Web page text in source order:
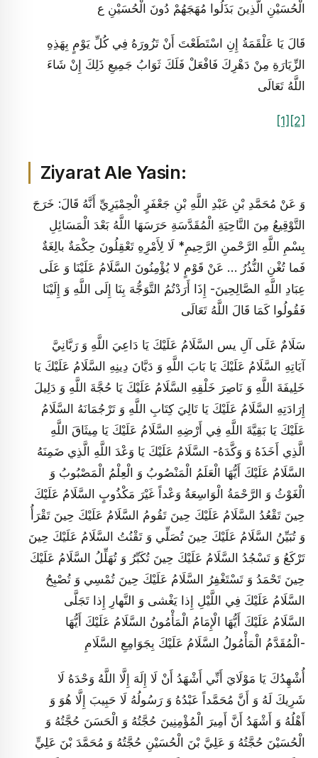
الْحُسَيْنِ الَّذِينَ بَذَلُوا مُهَجَهُمْ دُونَ الْحُسَيْنِ ع
قَالَ يَا عَلْقَمَةُ إِنِ اسْتَطَعْتَ أَنْ تَزُورَهُ فِي كُلِّ يَوْمٍ بِهَذِهِ
الزِّيَارَةِ مِنْ دَهْرِكَ فَافْعَلْ فَلَكَ ثَوَابُ جَمِيعِ ذَلِكَ إِنْ شَاءَ
اللَّهُ تَعَالَى
[1] [2]
Ziyarat Ale Yasin:
وَ عَنْ مُحَمَّدِ بْنِ عَبْدِ اللَّهِ بْنِ جَعْفَرٍ الْحِمْيَرِيِّ أَنَّهُ قَالَ: خَرَجَ
التَّوْقِيعُ مِنَ النَّاحِيَةِ الْمُقَدَّسَةِ حَرَسَهَا اللَّهُ بَعْدَ الْمَسَائِلِ‏
بِسْمِ اللَّهِ الرَّحْمنِ الرَّحِيمِ* لَا لِأَمْرِهِ تَعْقِلُونَ‏ حِكْمَةٌ بالِغَةٌ
فَما تُغْنِ النُّذُرُ … عَنْ قَوْمٍ لا يُؤْمِنُونَ‏ السَّلَامُ عَلَيْنَا وَ عَلَى
عِبَادِ اللَّهِ الصَّالِحِينَ- إِذَا أَرَدْتُمُ التَّوَجُّهَ بِنَا إِلَى اللَّهِ وَ إِلَيْنَا
فَقُولُوا كَمَا قَالَ اللَّهُ تَعَالَى
سَلَامٌ عَلَى‏ آلِ‏ يس‏ السَّلَامُ عَلَيْكَ يَا دَاعِيَ اللَّهِ وَ رَبَّانِيَّ
آيَاتِهِ السَّلَامُ عَلَيْكَ يَا بَابَ اللَّهِ وَ دَيَّانَ دِينِهِ السَّلَامُ عَلَيْكَ يَا
خَلِيفَةَ اللَّهِ وَ نَاصِرَ خَلْقِهِ السَّلَامُ عَلَيْكَ يَا حُجَّةَ اللَّهِ وَ دَلِيلَ
إِرَادَتِهِ السَّلَامُ عَلَيْكَ يَا تَالِيَ كِتَابِ اللَّهِ وَ تَرْجُمَانَهُ السَّلَامُ
عَلَيْكَ يَا بَقِيَّةَ اللَّهِ فِي أَرْضِهِ السَّلَامُ عَلَيْكَ يَا مِيثَاقَ اللَّهِ
الَّذِي أَخَذَهُ وَ وَكَّدَهُ- السَّلَامُ عَلَيْكَ يَا وَعْدَ اللَّهِ الَّذِي ضَمِنَهُ
السَّلَامُ عَلَيْكَ أَيُّهَا الْعَلَمُ الْمَنْصُوبُ وَ الْعِلْمُ الْمَصْبُوبُ وَ
الْغَوْثُ وَ الرَّحْمَةُ الْوَاسِعَةُ وَعْداً غَيْرَ مَكْذُوبٍ السَّلَامُ عَلَيْكَ
حِينَ تَقْعُدُ السَّلَامُ عَلَيْكَ حِينَ تَقُومُ السَّلَامُ عَلَيْكَ حِينَ تَقْرَأُ
وَ تُبَيِّنُ السَّلَامُ عَلَيْكَ حِينَ تُصَلِّي وَ تَقْنُتُ السَّلَامُ عَلَيْكَ حِينَ
تَرْكَعُ وَ تَسْجُدُ السَّلَامُ عَلَيْكَ حِينَ تُكَبِّرُ وَ تُهَلِّلُ السَّلَامُ عَلَيْكَ
حِينَ تَحْمَدُ وَ تَسْتَغْفِرُ السَّلَامُ عَلَيْكَ حِينَ تُمْسِي وَ تُصْبِحُ
السَّلَامُ عَلَيْكَ فِي‏ اللَّيْلِ إِذا يَغْشى‏ وَ النَّهارِ إِذا تَجَلَّى‏
السَّلَامُ عَلَيْكَ أَيُّهَا الْإِمَامُ الْمَأْمُونُ السَّلَامُ عَلَيْكَ أَيُّهَا
الْمُقَدَّمُ الْمَأْمُولُ السَّلَامُ عَلَيْكَ بِجَوَامِعِ السَّلَامِ-
أُشْهِدُكَ يَا مَوْلَايَ أَنِّي أَشْهَدُ أَنْ لَا إِلَهَ إِلَّا اللَّهُ وَحْدَهُ لَا
شَرِيكَ لَهُ وَ أَنَّ مُحَمَّداً عَبْدُهُ وَ رَسُولُهُ لَا حَبِيبَ إِلَّا هُوَ وَ
أَهْلُهُ وَ أَشْهَدُ أَنَّ أَمِيرَ الْمُؤْمِنِينَ حُجَّتُهُ وَ الْحَسَنَ حُجَّتُهُ وَ
الْحُسَيْنَ حُجَّتُهُ وَ عَلِيَّ بْنَ الْحُسَيْنِ حُجَّتُهُ وَ مُحَمَّدَ بْنَ عَلِيٍّ